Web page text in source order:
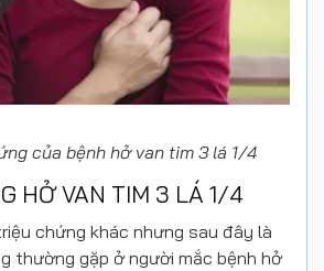
của bệnh hở van tim 3 lá 1/4
HỞ VAN TIM 3 LÁ 1/4
chứng khác nhưng sau đây là
thường gặp ở người mắc bệnh hở